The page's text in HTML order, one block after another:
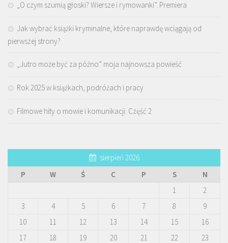
„O czym szumią głoski? Wiersze i rymowanki”. Premiera
Jak wybrać książki kryminalne, które naprawdę wciągają od
pierwszej strony?
„Jutro może być za późno” moja najnowsza powieść
Rok 2025 w książkach, podróżach i pracy
Filmowe hity o mowie i komunikacji. Część 2
sierpień 2026
P
W Ś C P S N
1
2
3
4 5 6 7 8
9
10
11 12 13 14 15
16
17
18 19 20 21 22
23